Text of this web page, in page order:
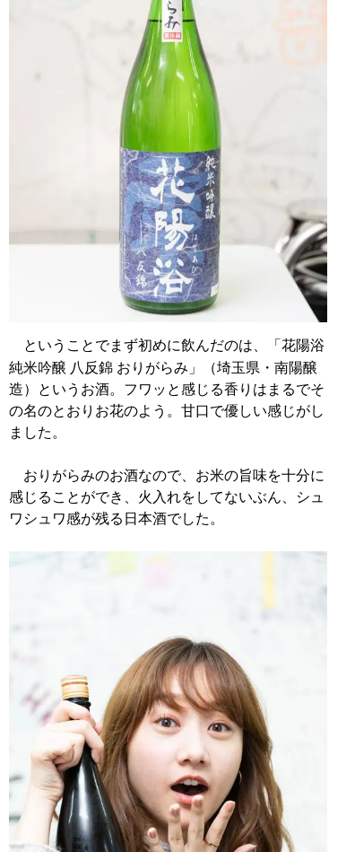
ということでまず初めに飲んだのは、「花陽浴
純米吟醸 八反錦 おりがらみ」（埼玉県・南陽醸
造）というお酒。フワッと感じる香りはまるでそ
の名のとおりお花のよう。甘口で優しい感じがし
ました。
おりがらみのお酒なので、お米の旨味を十分に
感じることができ、火入れをしてないぶん、シュ
ワシュワ感が残る日本酒でした。